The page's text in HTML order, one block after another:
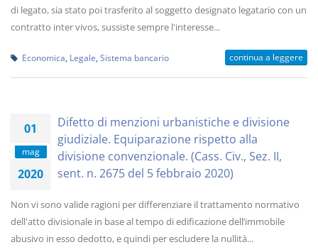
di legato, sia stato poi trasferito al soggetto designato legatario con un
contratto inter vivos, sussiste sempre l'interesse...
Economica Legale Sistema bancario continua a leggere
01
mag
2020
Difetto di menzioni urbanistiche e divisione
giudiziale. Equiparazione rispetto alla
divisione convenzionale. (Cass. Civ., Sez. II,
sent. n. 2675 del 5 febbraio 2020)
Non vi sono valide ragioni per differenziare il trattamento normativo
dell'atto divisionale in base al tempo di edificazione dell’immobile
abusivo in esso dedotto, e quindi per escludere la nullità...